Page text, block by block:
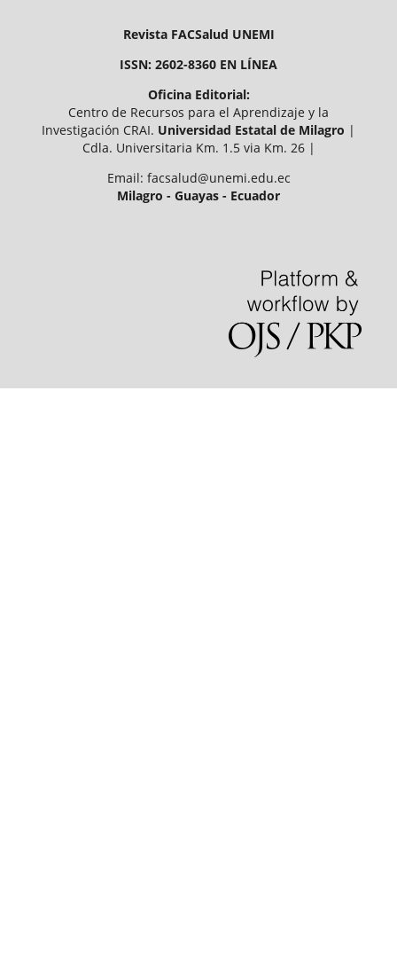
Revista FACSalud UNEMI
ISSN: 2602-8360 EN LÍNEA
Oficina Editorial:
Centro de Recursos para el Aprendizaje y la
Investigación CRAI. Universidad Estatal de Milagro |
Cdla. Universitaria Km. 1.5 via Km. 26 |
Email: facsalud@unemi.edu.ec
Milagro - Guayas - Ecuador